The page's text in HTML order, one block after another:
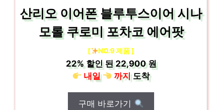
산리오 이어폰 블루투스이어 시나
모롤 쿠로미 포차코 에어팟
[ NO.9 제품 ]
22%할인 된22,900 원
내일
까지도착
구매 바로가기